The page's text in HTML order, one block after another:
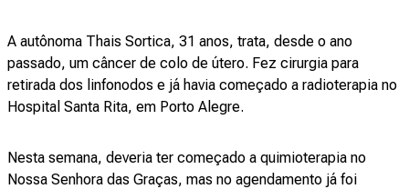
A autônoma Thais Sortica, 31 anos, trata, desde o ano
passado, um câncer de colo de útero. Fez cirurgia para
retirada dos linfonodos e já havia começado a radioterapia no
Hospital Santa Rita, em Porto Alegre.
Nesta semana, deveria ter começado a quimioterapia no
Nossa Senhora das Graças, mas no agendamento já foi